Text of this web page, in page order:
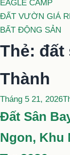
EAGLE CAMP
ĐẤT VƯỜN GIÁ
BẤT ĐỘNG SẢN
Thẻ: đất
Thành
Đăng
trong
Tháng 5 21, 2026
Đất Sân
Ngon, Khu